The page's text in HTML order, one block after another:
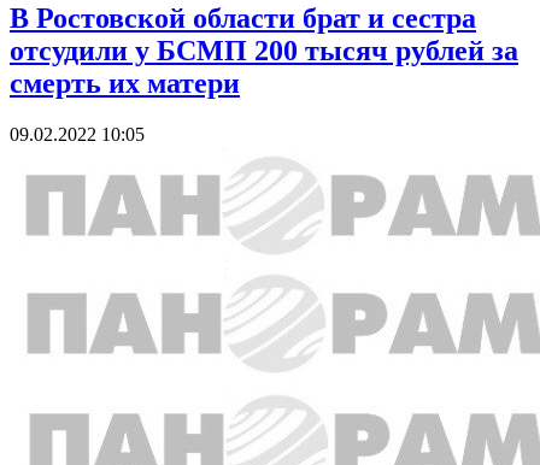
В Ростовской области брат и сестра
отсудили у БСМП 200 тысяч рублей за
смерть их матери
09.02.2022 10:05